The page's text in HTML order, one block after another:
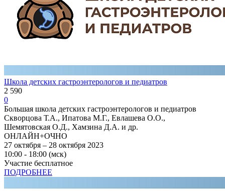
Школа детских гастроэнтерологов и педиатров
2 590
0
Большая школа детских гастроэнтерологов и педиатров
Скворцова Т.А., Ипатова М.Г., Евлашева О.О.,
Шемятовская О.Д., Хамзина Д.А. и др.
ОНЛАЙН+ОЧНО
27 октября – 28 октября 2023
10:00 - 18:00 (мск)
Участие бесплатное
ПОДРОБНЕЕ